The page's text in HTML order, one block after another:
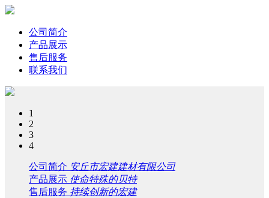
公司简介
产品展示
售后服务
联系我们
1
2
3
4
公司简介 安丘市宏建建材有限公司
产品展示 使命特殊的贝特
售后服务 持续创新的宏建